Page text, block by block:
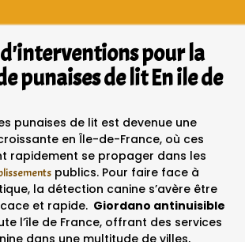
d'interventions pour la
punaises de lit En ile de
punaises de lit est devenue une
en Île-de-France, où ces
rapidement se propager dans les
publics. Pour faire face à
la détection canine s’avère être
et rapide. Giordano antinuisible
l’île de France, offrant des services
dans une multitude de villes,